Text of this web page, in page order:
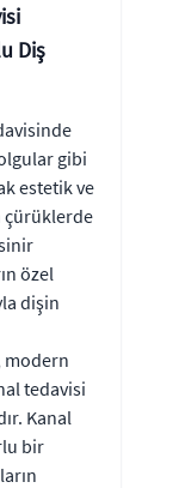
Diş
gibi
estetik ve
çürüklerde
özel
dişin
modern
tedavisi
Kanal
bir